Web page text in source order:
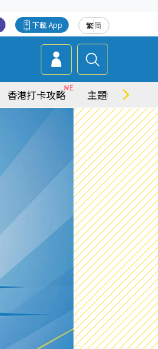
繁简
下載 App
香港打卡攻略 主題特集